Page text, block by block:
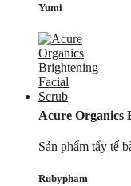
Yumi
Acure Organics
Sản phẩm tẩy tế
Rubypham